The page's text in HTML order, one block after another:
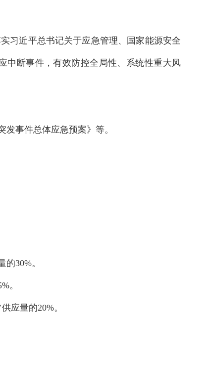
习近平总书记关于应急管理、国家能源安全
中断事件，有效防控全局性、系统性重大风
事件总体应急预案》等。
30%。
。
应量的20%。